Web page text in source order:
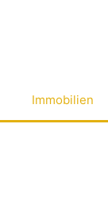
Immobilien